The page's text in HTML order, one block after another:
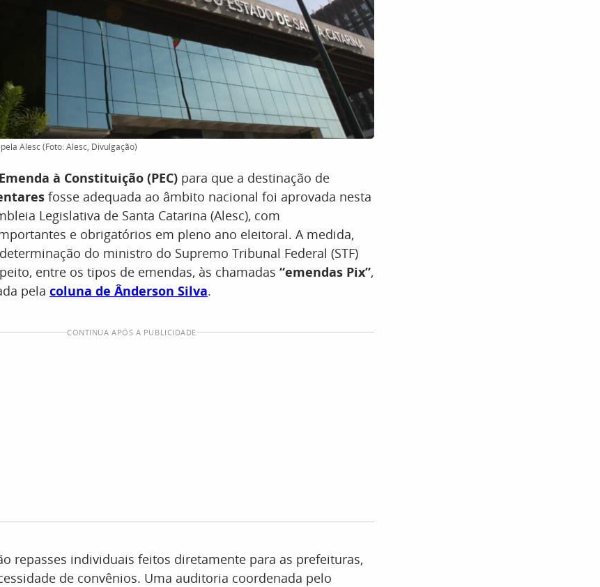
Alesc (Foto: Alesc, Divulgação)
à Constituição (PEC) para que a destinação de
fosse adequada ao âmbito nacional foi aprovada nesta
Legislativa de Santa Catarina (Alesc), com
e obrigatórios em pleno ano eleitoral. A medida,
do ministro do Supremo Tribunal Federal (STF)
entre os tipos de emendas, às chamadas “emendas Pix”,
pela coluna de Ânderson Silva.
CONTINUA APÓS A PUBLICIDADE
repasses individuais feitos diretamente para as prefeituras,
de convênios. Uma auditoria coordenada pelo